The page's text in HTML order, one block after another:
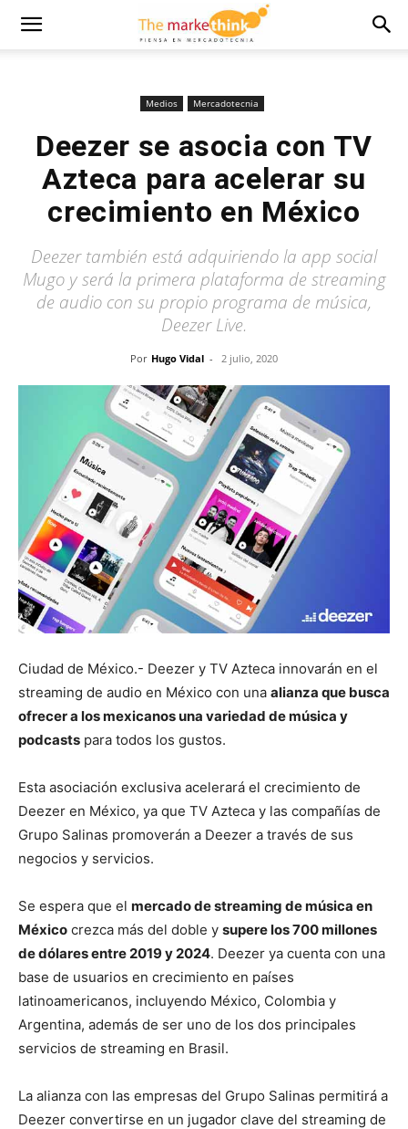
Medios Mercadotecnia
Deezer se asocia con TV
Azteca para acelerar su
crecimiento en México
Deezer también está adquiriendo la app social
Mugo y será la primera plataforma de streaming
de audio con su propio programa de música,
Deezer Live.
Por Hugo Vidal - 2 julio, 2020
Ciudad de México.- Deezer y TV Azteca innovarán en el
streaming de audio en México con una alianza que busca
ofrecer a los mexicanos una variedad de música y
podcasts para todos los gustos.
Esta asociación exclusiva acelerará el crecimiento de
Deezer en México, ya que TV Azteca y las compañías de
Grupo Salinas promoverán a Deezer a través de sus
negocios y servicios.
Se espera que el mercado de streaming de música en
México crezca más del doble y supere los 700 millones
de dólares entre 2019 y 2024. Deezer ya cuenta con una
base de usuarios en crecimiento en países
latinoamericanos, incluyendo México, Colombia y
Argentina, además de ser uno de los dos principales
servicios de streaming en Brasil.
La alianza con las empresas del Grupo Salinas permitirá a
Deezer convertirse en un jugador clave del streaming de